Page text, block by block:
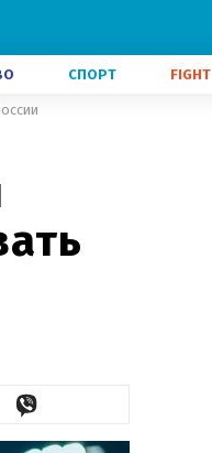
СПОРТ FIGHT